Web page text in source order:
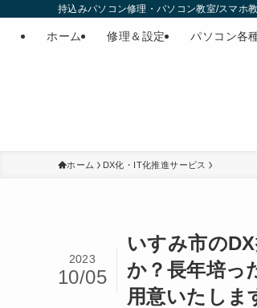
持込みパソコン修理・パソコン教室/スマホ
ホーム 修理＆設定 パソコン各
ホーム DX化・IT化推進サービス
いすみ市の
か？長年培っ
用意いたしま
2023
10/05